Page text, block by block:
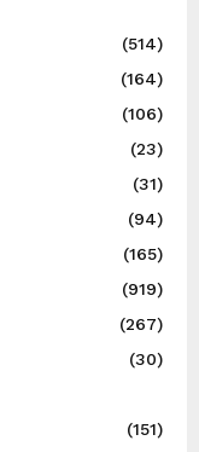
(514)
(164)
(106)
(23)
(31)
(94)
(165)
(919)
(267)
(30)
(151)